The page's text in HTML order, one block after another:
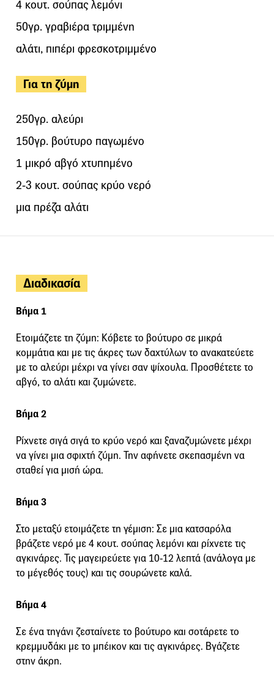
4 κουτ. σούπας λεμόνι
50γρ. γραβιέρα τριμμένη
αλάτι, πιπέρι φρεσκοτριμμένο
Για τη ζύμη
250γρ. αλεύρι
150γρ. βούτυρο παγωμένο
1 μικρό αβγό χτυπημένο
2-3 κουτ. σούπας κρύο νερό
μια πρέζα αλάτι
Διαδικασία
Βήμα 1
Ετοιμάζετε τη ζύμη: Κόβετε το βούτυρο σε μικρά
κομμάτια και με τις άκρες των δαχτύλων το ανακατεύετε
με το αλεύρι μέχρι να γίνει σαν ψίχουλα. Προσθέτετε το
αβγό, το αλάτι και ζυμώνετε.
Βήμα 2
Ρίχνετε σιγά σιγά το κρύο νερό και ξαναζυμώνετε μέχρι
να γίνει μια σφιχτή ζύμη. Την αφήνετε σκεπασμένη να
σταθεί για μισή ώρα.
Βήμα 3
Στο μεταξύ ετοιμάζετε τη γέμιση: Σε μια κατσαρόλα
βράζετε νερό με 4 κουτ. σούπας λεμόνι και ρίχνετε τις
αγκινάρες. Τις μαγειρεύετε για 10-12 λεπτά (ανάλογα με
το μέγεθός τους) και τις σουρώνετε καλά.
Βήμα 4
Σε ένα τηγάνι ζεσταίνετε το βούτυρο και σοτάρετε το
κρεμμυδάκι με το μπέικον και τις αγκινάρες. Βγάζετε
στην άκρη.